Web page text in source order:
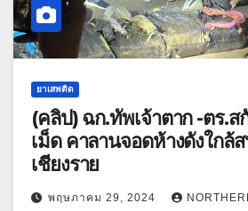
ยาเสพติด
(คลิป) ฉก.ทัพเจ้าตาก -ตร.ส
เม็ด คาลานจอดห้างดังใกล้
เชียงราย
พฤษภาคม 29, 2024